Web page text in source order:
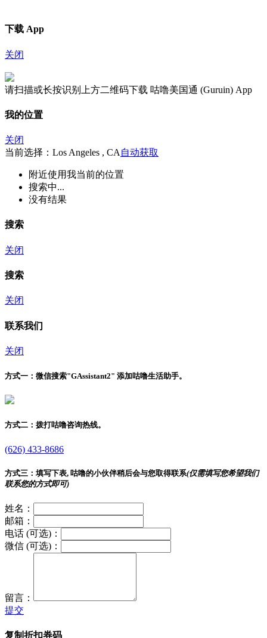
下载 App
关闭
请扫描或长按识别上方二维码下载 咕噜美国通 (Guruin) App
我的位置
关闭
当前选择：Los Angeles , CA 自动获取
附近使用我当前的位置
搜索中...
没有结果
搜索
关闭
搜索
关闭
联系我们
关闭
方式一： 微信搜索"GAssistant2" 添加咕噜生活助手。
方式二： 拨打咕噜咨询热线。
(626) 433-8686
方式三： 填写下表, 咕噜的小伙伴稍后会与您取得联系(仅需填写您希望我们
联系您的方式即可)
姓名：
邮箱：
电话 (可选)：
微信 (可选)：
留言：
提交
复制折扣券码